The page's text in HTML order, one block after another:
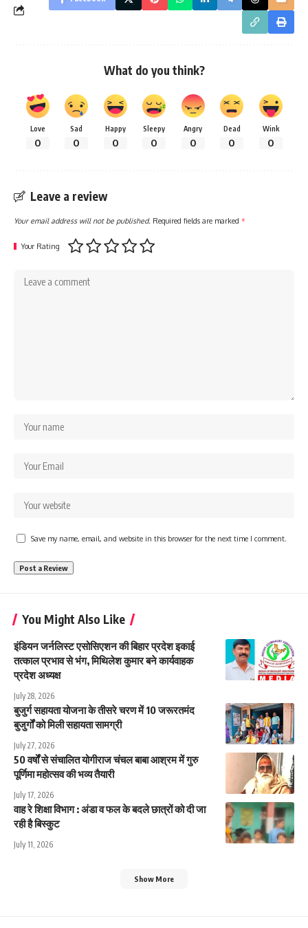
What do you think?
Love
0
Sad
0
Happy
0
Sleepy
0
Angry
0
Dead
0
Wink
0
Leave a review
Your email address will not be published. Required fields are marked *
Your Rating
Save my name, email, and website in this browser for the next time I comment.
You Might Also Like
इंडियन जर्नलिस्ट एसोसिएशन की बिहार प्रदेश इकाई
तत्काल प्रभाव से भंग, मिथिलेश कुमार बने कार्यवाहक
प्रदेश अध्यक्ष
July 28, 2026
बुजुर्ग सहायता योजना के तीसरे चरण में 10 जरूरतमंद
बुजुर्गों को मिली सहायता सामग्री
July 27, 2026
50 वर्षों से संचालित योगीराज चंचल बाबा आश्रम में गुरु
पूर्णिमा महोत्सव की भव्य तैयारी
July 17, 2026
वाह रे शिक्षा विभाग : अंडा व फल के बदले छात्रों को दी जा
रही है बिस्कुट
July 11, 2026
Show More